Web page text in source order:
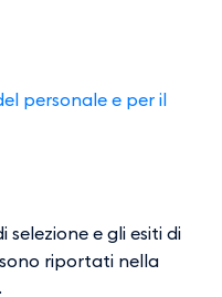
personale e per il
selezione e gli esiti di
riportati nella